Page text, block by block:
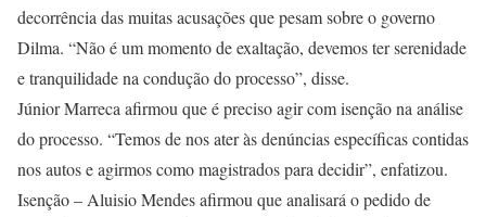
decorrência das muitas acusações que pesam sobre o governo
Dilma. “Não é um momento de exaltação, devemos ter serenidade
e tranquilidade na condução do processo”, disse.
Júnior Marreca afirmou que é preciso agir com isenção na análise
do processo. “Temos de nos ater às denúncias específicas contidas
nos autos e agirmos como magistrados para decidir”, enfatizou.
Isenção – Aluisio Mendes afirmou que analisará o pedido de